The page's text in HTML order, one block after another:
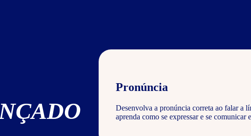
Pronúncia
Desenvolva a pronúncia correta ao falar a
aprenda como se expressar e se comunicar